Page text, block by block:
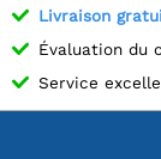
Livraison
Évaluation du
Service